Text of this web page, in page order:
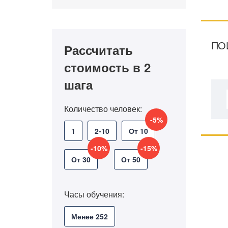
Рассчитать
стоимость в 2
шага
Количество человек:
1 2-10 От 10
-5%
От 30
-10%
От 50
-15%
Часы обучения:
Менее 252